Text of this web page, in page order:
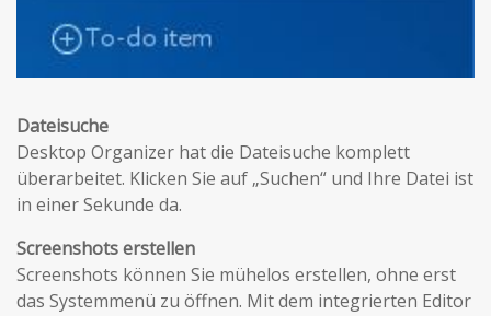
Dateisuche
Desktop Organizer hat die Dateisuche komplett
überarbeitet. Klicken Sie auf „Suchen“ und Ihre Datei ist
in einer Sekunde da.
Screenshots erstellen
Screenshots können Sie mühelos erstellen, ohne erst
das Systemmenü zu öffnen. Mit dem integrierten Editor